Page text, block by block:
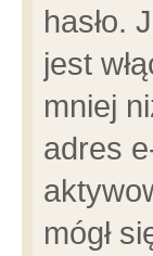
hasło.
jest
mniej
adres
mógł